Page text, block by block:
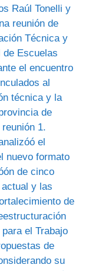
Raúl Tonelli y
reunión de
Técnica y
de Escuelas
el encuentro
al
técnica y la
de
1.
el
nuevo formato
de cinco
y las
de
el Trabajo
de
su